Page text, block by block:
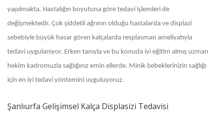
yapılmakta. Hastalığın boyutuna göre tedavi işlemleri de
değişmektedir. Çok şiddetli ağrının olduğu hastalarda ve displazi
sebebiyle büyük hasar gören kalçalarda resplasman ameliyatıyla
tedavi uygulanıyor. Erken tanıyla ve bu konuda iyi eğitim almış uzman
hekim kadromuzla sağlığınız emin ellerde. Minik bebeklerinizin sağlığı
için en iyi tedavi yöntemini uyguluyoruz.
Şanlıurfa Gelişimsel Kalça Displasizi Tedavisi